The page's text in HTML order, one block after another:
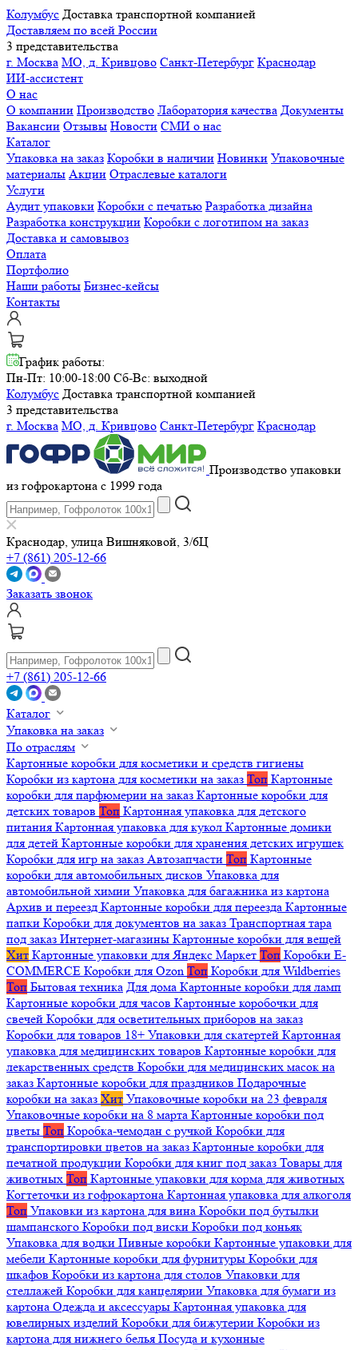
Колумбус Доставка транспортной компанией
Доставляем по всей России
3 представительства
г. Москва МО, д. Кривцово Санкт-Петербург Краснодар
ИИ-ассистент
О нас
О компании Производство Лаборатория качества Документы
Вакансии Отзывы Новости СМИ о нас
Каталог
Упаковка на заказ Коробки в наличии Новинки Упаковочные
материалы Акции Отраслевые каталоги
Услуги
Аудит упаковки Коробки с печатью Разработка дизайна
Разработка конструкции Коробки с логотипом на заказ
Доставка и самовывоз
Оплата
Портфолио
Наши работы Бизнес-кейсы
Контакты
График работы:
Пн-Пт: 10:00-18:00 Сб-Вс: выходной
Колумбус Доставка транспортной компанией
3 представительства
г. Москва МО, д. Кривцово Санкт-Петербург Краснодар
Производство упаковки
из гофрокартона с 1999 года
Краснодар, улица Вишняковой, 3/6Ц
+7 (861) 205-12-66
Заказать звонок
+7 (861) 205-12-66
Каталог
Упаковка на заказ
По отраслям
Картонные коробки для косметики и средств гигиены
Коробки из картона для косметики на заказ Топ Картонные
коробки для парфюмерии на заказ Картонные коробки для
детских товаров Топ Картонная упаковка для детского
питания Картонная упаковка для кукол Картонные домики
для детей Картонные коробки для хранения детских игрушек
Коробки для игр на заказ Автозапчасти Топ Картонные
коробки для автомобильных дисков Упаковка для
автомобильной химии Упаковка для багажника из картона
Архив и переезд Картонные коробки для переезда Картонные
папки Коробки для документов на заказ Транспортная тара
под заказ Интернет-магазины Картонные коробки для вещей
Хит Картонные упаковки для Яндекс Маркет Топ Коробки E-
COMMERCE Коробки для Ozon Топ Коробки для Wildberries
Топ Бытовая техника Для дома Картонные коробки для ламп
Картонные коробки для часов Картонные коробочки для
свечей Коробки для осветительных приборов на заказ
Коробки для товаров 18+ Упаковки для скатертей Картонная
упаковка для медицинских товаров Картонные коробки для
лекарственных средств Коробки для медицинских масок на
заказ Картонные коробки для праздников Подарочные
коробки на заказ Хит Упаковочные коробки на 23 февраля
Упаковочные коробки на 8 марта Картонные коробки под
цветы Топ Коробка-чемодан с ручкой Коробки для
транспортировки цветов на заказ Картонные коробки для
печатной продукции Коробки для книг под заказ Товары для
животных Топ Картонные упаковки для корма для животных
Когтеточки из гофрокартона Картонная упаковка для алкоголя
Топ Упаковки из картона для вина Коробки под бутылки
шампанского Коробки под виски Коробки под коньяк
Упаковка для водки Пивные коробки Картонные упаковки для
мебели Картонные коробки для фурнитуры Коробки для
шкафов Коробки из картона для столов Упаковки для
стеллажей Коробки для канцелярии Упаковка для бумаги из
картона Одежда и аксессуары Картонная упаковка для
ювелирных изделий Коробки для бижутерии Коробки из
картона для нижнего белья Посуда и кухонные